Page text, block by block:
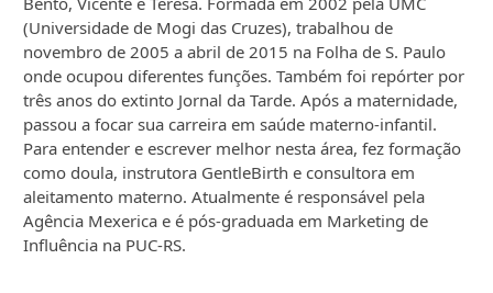
(Universidade de Mogi das Cruzes), trabalhou de
novembro de 2005 a abril de 2015 na Folha de S. Paulo
onde ocupou diferentes funções. Também foi repórter por
três anos do extinto Jornal da Tarde. Após a maternidade,
passou a focar sua carreira em saúde materno-infantil.
Para entender e escrever melhor nesta área, fez formação
como doula, instrutora GentleBirth e consultora em
aleitamento materno. Atualmente é responsável pela
Agência Mexerica e é pós-graduada em Marketing de
Influência na PUC-RS.